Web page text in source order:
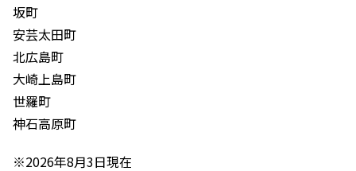
坂町
安芸太田町
北広島町
大崎上島町
世羅町
神石高原町
※2026年8月3日現在